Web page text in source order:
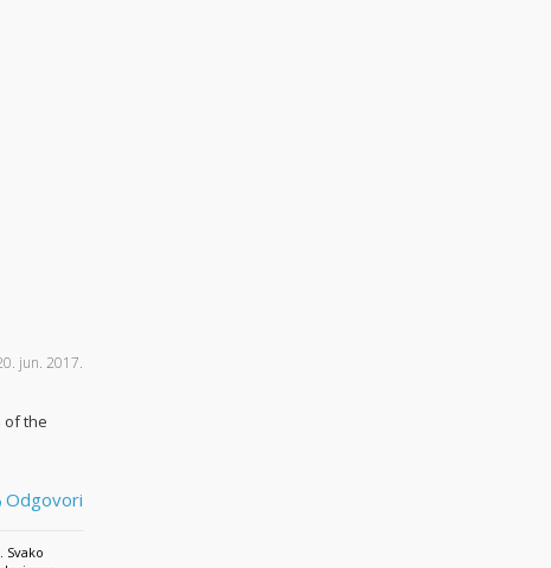
jun. 2017.
of the
Odgovori